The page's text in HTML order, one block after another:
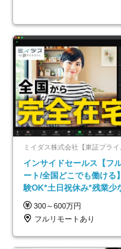
インサイドセールス【フ
ート/全国どこでも働ける
験OK*土日祝休み*残業少
在宅勤務手当あり
300～600万円
フルリモートあり